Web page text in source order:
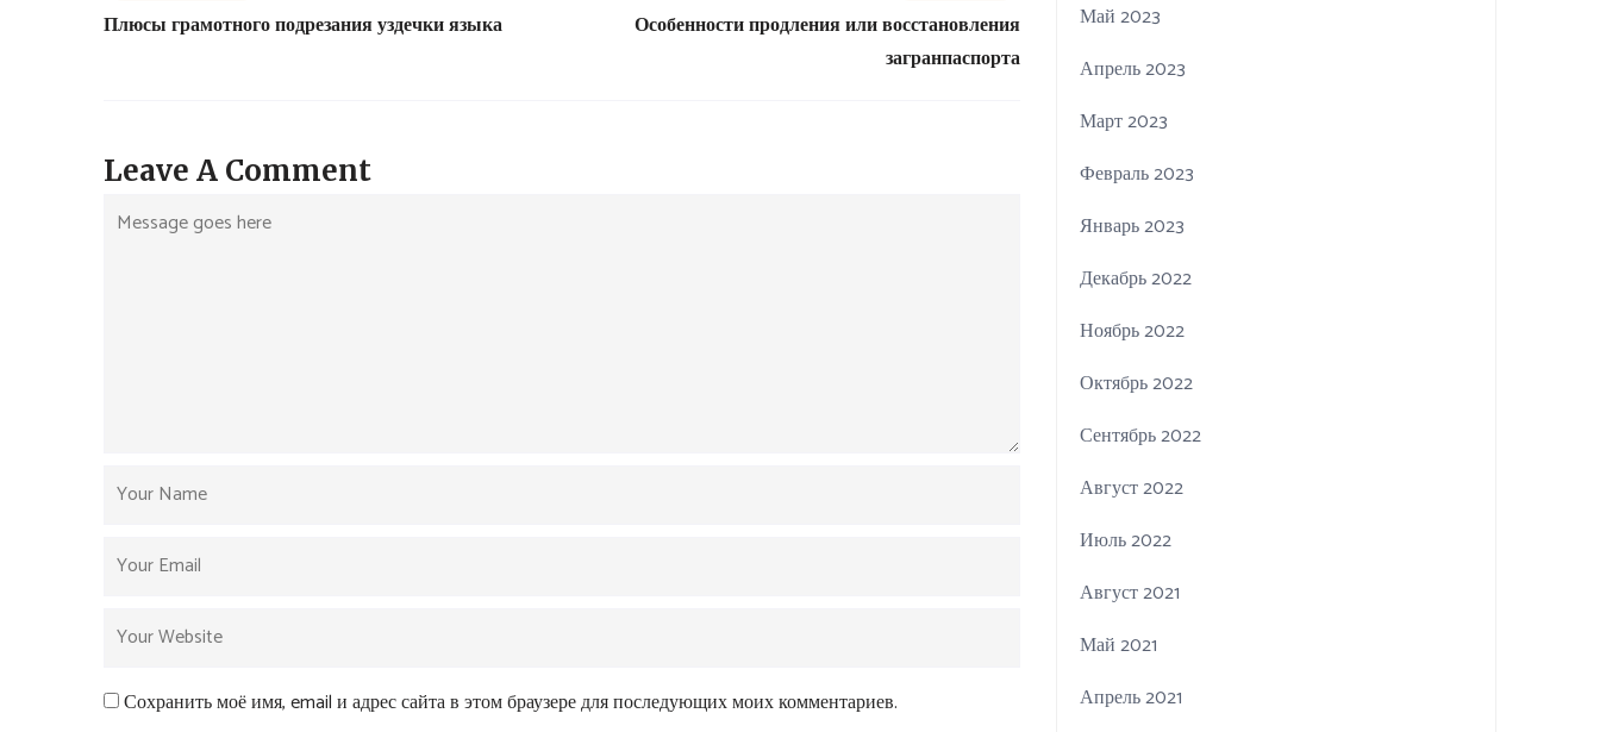
Плюсы грамотного подрезания уздечки языка
Особенности продления или восстановления
загранпаспорта
Leave A Comment
Сохранить моё имя, email и адрес сайта в этом браузере для последующих моих комментариев.
Май 2023
Апрель 2023
Март 2023
Февраль 2023
Январь 2023
Декабрь 2022
Ноябрь 2022
Октябрь 2022
Сентябрь 2022
Август 2022
Июль 2022
Август 2021
Май 2021
Апрель 2021